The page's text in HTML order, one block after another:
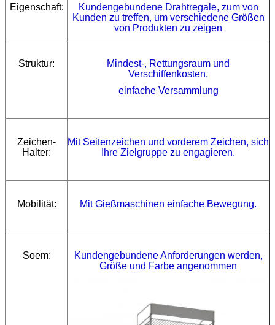
Eigenschaft:
Kundengebundene Drahtregale, zum von
Kunden zu treffen, um verschiedene Größen
von Produkten zu zeigen
Struktur:
Mindest-, Rettungsraum und
Verschiffenkosten,
einfache Versammlung
Zeichen-
Halter:
Mit Seitenzeichen und vorderem Zeichen, sich
Ihre Zielgruppe zu engagieren.
Mobilität: Mit Gießmaschinen einfache Bewegung.
Soem:
Kundengebundene Anforderungen werden,
Größe und Farbe angenommen